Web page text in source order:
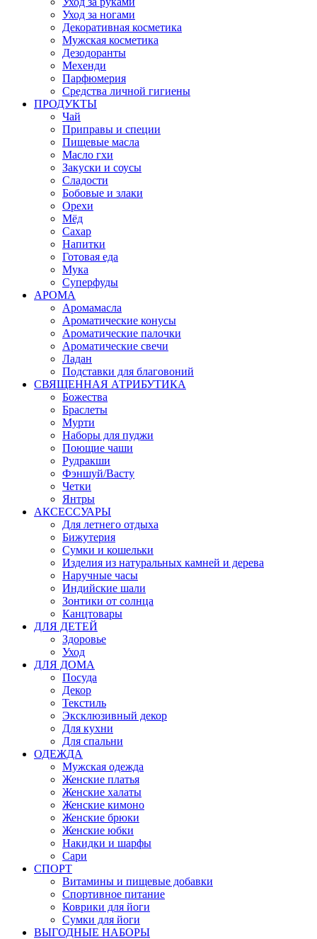
Уход за ногами
Декоративная косметика
Мужская косметика
Дезодоранты
Мехенди
Парфюмерия
Средства личной гигиены
ПРОДУКТЫ
Чай
Приправы и специи
Пищевые масла
Масло гхи
Закуски и соусы
Сладости
Бобовые и злаки
Орехи
Мёд
Сахар
Напитки
Готовая еда
Мука
Суперфуды
АРОМА
Аромамасла
Ароматические конусы
Ароматические палочки
Ароматические свечи
Ладан
Подставки для благовоний
СВЯЩЕННАЯ АТРИБУТИКА
Божества
Браслеты
Мурти
Наборы для пуджи
Поющие чаши
Рудракши
Фэншуй/Васту
Четки
Янтры
АКСЕССУАРЫ
Для летнего отдыха
Бижутерия
Сумки и кошельки
Изделия из натуральных камней и дерева
Наручные часы
Индийские шали
Зонтики от солнца
Канцтовары
ДЛЯ ДЕТЕЙ
Здоровье
Уход
ДЛЯ ДОМА
Посуда
Декор
Текстиль
Эксклюзивный декор
Для кухни
Для спальни
ОДЕЖДА
Мужская одежда
Женские платья
Женские халаты
Женские кимоно
Женские брюки
Женские юбки
Накидки и шарфы
Сари
СПОРТ
Витамины и пищевые добавки
Спортивное питание
Коврики для йоги
Сумки для йоги
ВЫГОДНЫЕ НАБОРЫ